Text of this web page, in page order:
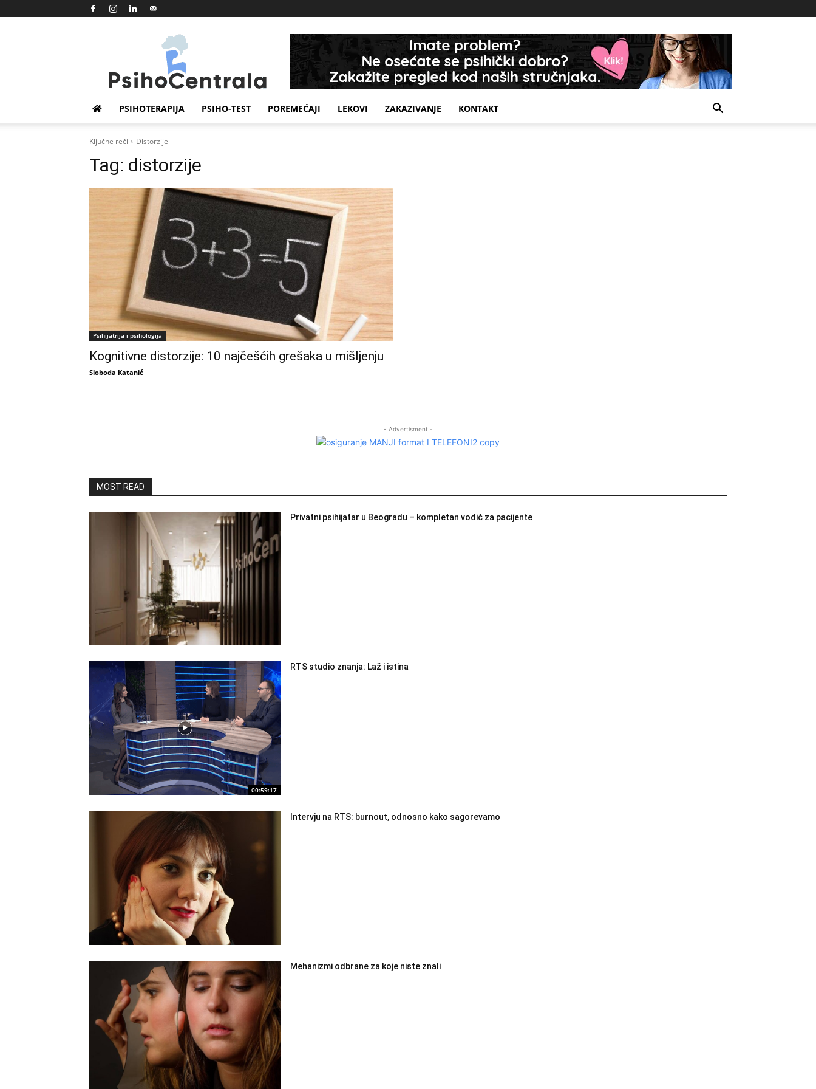
Psihocentrala
PSIHOTERAPIJA PSIHO-TEST POREMEĆAJI LEKOVI ZAKAZIVANJE KONTAKT
Ključne reči Distorzije
Tag: distorzije
Psihijatrija i psihologija
Kognitivne distorzije: 10 najčešćih grešaka u mišljenju
Sloboda Katanić
- Advertisment -
MOST READ
Privatni psihijatar u Beogradu – kompletan vodič za pacijente
00:59:17
RTS studio znanja: Laž i istina
Intervju na RTS: burnout, odnosno kako sagorevamo
Mehanizmi odbrane za koje niste znali